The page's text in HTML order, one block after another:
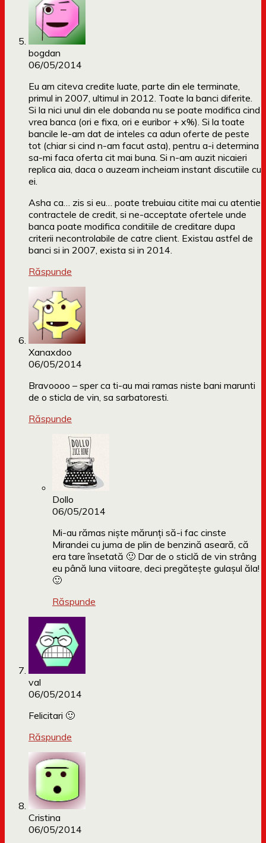
bogdan
06/05/2014
Eu am citeva credite luate, parte din ele terminate,
primul in 2007, ultimul in 2012. Toate la banci diferite.
Si la nici unul din ele dobanda nu se poate modifica cind
vrea banca (ori e fixa, ori e euribor + x%). Si la toate
bancile le-am dat de inteles ca adun oferte de peste
tot (chiar si cind n-am facut asta), pentru a-i determina
sa-mi faca oferta cit mai buna. Si n-am auzit nicaieri
replica aia, daca o auzeam incheiam instant discutiile cu
ei.
Asha ca… zis si eu… poate trebuiau citite mai cu atentie
contractele de credit, si ne-acceptate ofertele unde
banca poate modifica conditiile de creditare dupa
criterii necontrolabile de catre client. Existau astfel de
banci si in 2007, exista si in 2014.
Răspunde
Xanaxdoo
06/05/2014
Bravoooo – sper ca ti-au mai ramas niste bani marunti
de o sticla de vin, sa sarbatoresti.
Răspunde
Dollo
06/05/2014
Mi-au rămas niște mărunți să-i fac cinste
Mirandei cu juma de plin de benzină aseară, că
era tare însetată 🙂 Dar de o sticlă de vin strâng
eu până luna viitoare, deci pregătește gulașul ăla!
🙂
Răspunde
val
06/05/2014
Felicitari 🙂
Răspunde
Cristina
06/05/2014